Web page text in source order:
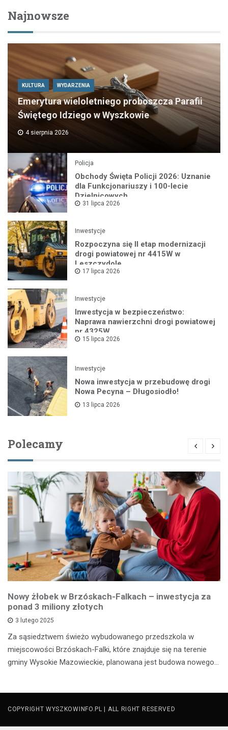
Najnowsze
KULTURA WYDARZENIA
Emerytura wieloletniego proboszcza Parafii
Świętego Idziego w Wyszkowie
4 sierpnia 2026
Policja
Obchody Święta Policji 2026: Uznanie
dla Funkcjonariuszy i 100-lecie
Dzielnicowych
31 lipca 2026
Inwestycje
Rozpoczyna się II etap modernizacji
drogi powiatowej nr 4415W w
Leszczydole
17 lipca 2026
Inwestycje
Inwestycja w bezpieczeństwo:
Naprawa nawierzchni drogi powiatowej
nr 4325W
15 lipca 2026
Inwestycje
Nowa inwestycja w przebudowę drogi
Nowa Pecyna – Długosiodło!
13 lipca 2026
Polecamy
Nowy żłobek w Brzóskach-Falkach – inwestycja za
ponad 3 miliony złotych
3 lutego 2025
Za sąsiedztwem świeżo wybudowanego przedszkola w
miejscowości Brzóskach-Falki, które znajduje się na terenie
gminy Wysokie Mazowieckie, planowana jest budowa nowego…
COPYRIGHT WYSZKOWINFO.PL | ALL RIGHT RESERVED